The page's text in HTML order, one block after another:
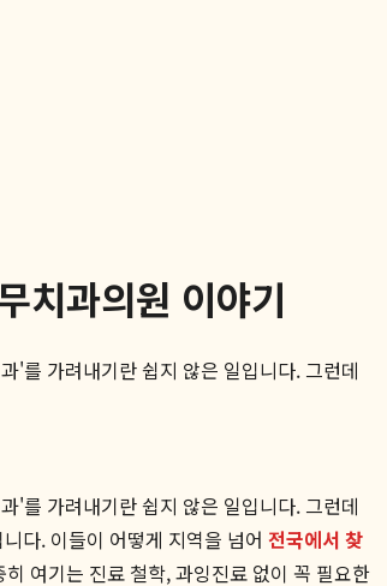
치과의원 이야기
'를 가려내기란 쉽지 않은 일입니다. 그런데
'를 가려내기란 쉽지 않은 일입니다. 그런데
다. 이들이 어떻게 지역을 넘어 전국에서 찾
여기는 진료 철학, 과잉진료 없이 꼭 필요한